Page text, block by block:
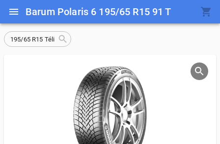
Barum Polaris 6 195/65 R15 91 T
195/65 R15 Téli